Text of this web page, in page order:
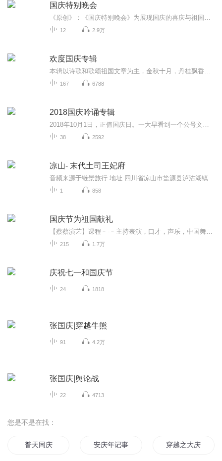
国庆特别晚会
12 2.9万
欢度国庆专辑
167 6788
2018国庆吟诵专辑
38 2592
凉山- 末代土司王妃府
1 858
国庆节为祖国献礼
215 1.7万
庆祝七一和国庆节
24 1818
张国庆|穿越牛熊
91 4.2万
张国庆|舆论战
22 4713
您是不是在找：
普天同庆 安庆年记事 穿越之大庆帝国